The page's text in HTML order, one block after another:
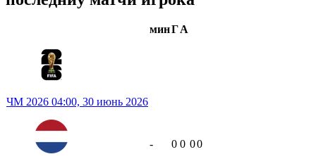
минГА
ЧМ 2026 04:00, 30 июнь 2026
- 0 0 00